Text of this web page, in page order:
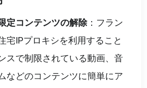
定コンテンツの解除：フラン
宅IPプロキシを利用すること
スで制限されている動画、音
などのコンテンツに簡単にア